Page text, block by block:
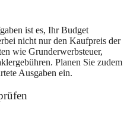
ist es, Ihr Budget
nicht nur den Kaufpreis der
wie Grunderwerbsteuer,
Planen Sie zudem
Ausgaben ein.